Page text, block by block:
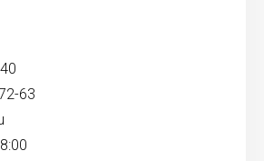
63